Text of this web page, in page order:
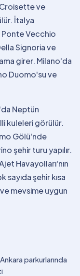
ve
İtalya
Ponte Vecchio
Signoria ve
girer. Milano'da
Duomo'su ve
Neptün
kuleleri görülür.
Gölü'nde
şehir turu yapılır.
Havayolları'nın
şehir kısa
mevsime uygun
parkurlarında